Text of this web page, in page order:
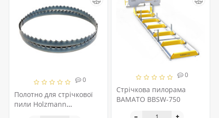
0
Полотно для стрічкової
пили Holzmann
0
Стрічкова пилорама
BAMATO BBSW-750